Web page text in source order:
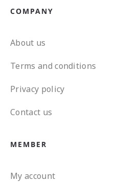
COMPANY
About us
Terms and conditions
Privacy policy
Contact us
MEMBER
My account